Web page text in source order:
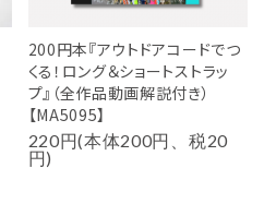
200円本『アウトドアコードでつ
くる！ロング＆ショートストラッ
プ』（全作品動画解説付き）
【MA5095】
220円(本体200円、税20
円)